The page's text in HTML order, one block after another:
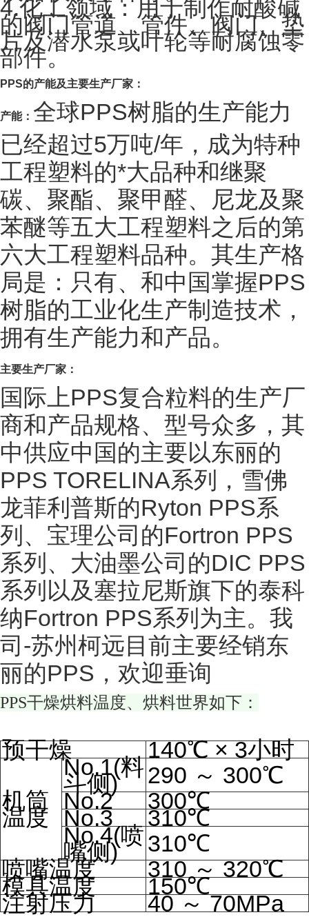
4.化工领域：用于制作耐酸碱
的阀门管道、管件、阀门、垫
片及潜水泵或叶轮等耐腐蚀零
部件。
PPS的产能及主要生产厂家：
产能： 全球PPS树脂的生产能力
已经超过5万吨/年，成为特种
工程塑料的*大品种和继聚
碳、聚酯、聚甲醛、尼龙及聚
苯醚等五大工程塑料之后的第
六大工程塑料品种。其生产格
局是：只有、和中国掌握PPS
树脂的工业化生产制造技术，
拥有生产能力和产品。
主要生产厂家：
国际上PPS复合粒料的生产厂
商和产品规格、型号众多，其
中供应中国的主要以东丽的
PPS TORELINA系列，雪佛
龙菲利普斯的Ryton PPS系
列、宝理公司的Fortron PPS
系列、大油墨公司的DIC PPS
系列以及塞拉尼斯旗下的泰科
纳Fortron PPS系列为主。我
司-苏州柯远目前主要经销东
丽的PPS，欢迎垂询
PPS干燥烘料温度、烘料世界如下：
预干燥
140℃ × 3小时
机筒
温度
No.1(料
斗侧)
290 ～ 300℃
No.2
300℃
No.3 310℃
No.4(喷
嘴侧)
310℃
喷嘴温度
310 ～ 320℃
模具温度 150℃
注射压力 40 ～ 70MPa